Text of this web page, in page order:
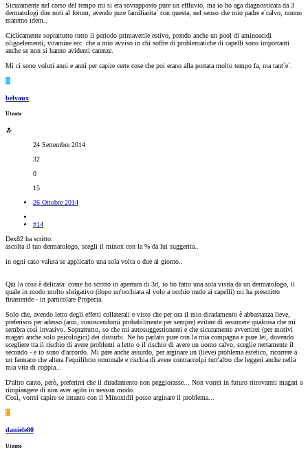
Sicuramente nel corso del tempo mi si era sovrapposto pure un effluvio, ma io ho aga diagnosticata da 3
dermatologi due noti al forum, avendo pure familiarita´ con questa, nel senso che mio padre e´calvo, nonno
materno idem..
Ciclicamente soprattutto tutto il periodo primaverile estivo, prendo anche un pool di aminoacidi
oligoelementi, vitamine ecc. che a mio avviso in chi soffre di problematiche di capelli sono importanti
anche se non si hanno avidenti carenze.
Mi ci sono voluti anni e anni per capire certe cose che poi erano alla portata molto tempo fa, ma tant´e´.
B
belvaux
Utente
24 Settembre 2014
32
0
15
26 Ottobre 2014
#14
Dex82 ha scritto:
ascolta il tuo dermatologo, scegli il minox con la % da lui suggerita..
in ogni caso valuta se applicarlo una sola volta o due al giorno..
Qui la cosa è delicata: come ho scritto in apertura di 3d, io ho fatto una sola visita da un dermatologo, il
quale in modo molto sbrigativo (dopo un'occhiata al volo a occhio nudo ai capelli) mi ha prescritto
finasteride - in particolare Propecia.
Solo che, avendo letto degli effetti collaterali e visto che per ora il mio diradamento è abbastanza lieve,
preferisco per adesso (anzi, conoscendomi probabilmente per sempre) evitare di assumere qualcosa che mi
sembra così invasivo. Soprattutto, so che mi autosuggestionerei e che sicuramente avvertirei (per motivi
magari anche solo psicologici) dei disturbi. Ne ho parlato pure con la mia compagna e pure lei, dovendo
scegliere tra il rischio di avere problemi a letto o il rischio di avere un uomo calvo, sceglie nettamente il
secondo - e io sono d'accordo. Mi pare anche assurdo, per arginare un (lieve) problema estetico, ricorrere a
un farmaco che altera l'equilibrio ormonale e rischia di avere contraccolpi tutt'altro che leggeri anche nella
mia vita di coppia...
D'altro canto, però, preferirei che il diradamento non peggiorasse... Non vorrei in futuro ritrovarmi magari a
rimpiangere di non aver agito in nessun modo.
Così, vorrei capire se intanto con il Minoxidil posso arginare il problema...
D
daniele80
Utente